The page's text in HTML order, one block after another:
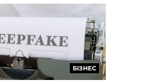
БІЗНЕС